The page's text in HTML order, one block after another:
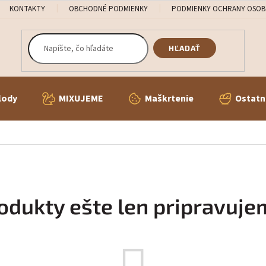
KONTAKTY OBCHODNÉ PODMIENKY PODMIENKY OCHRANY
HĽADAŤ
MIXUJEME Maškrtenie
ešte len